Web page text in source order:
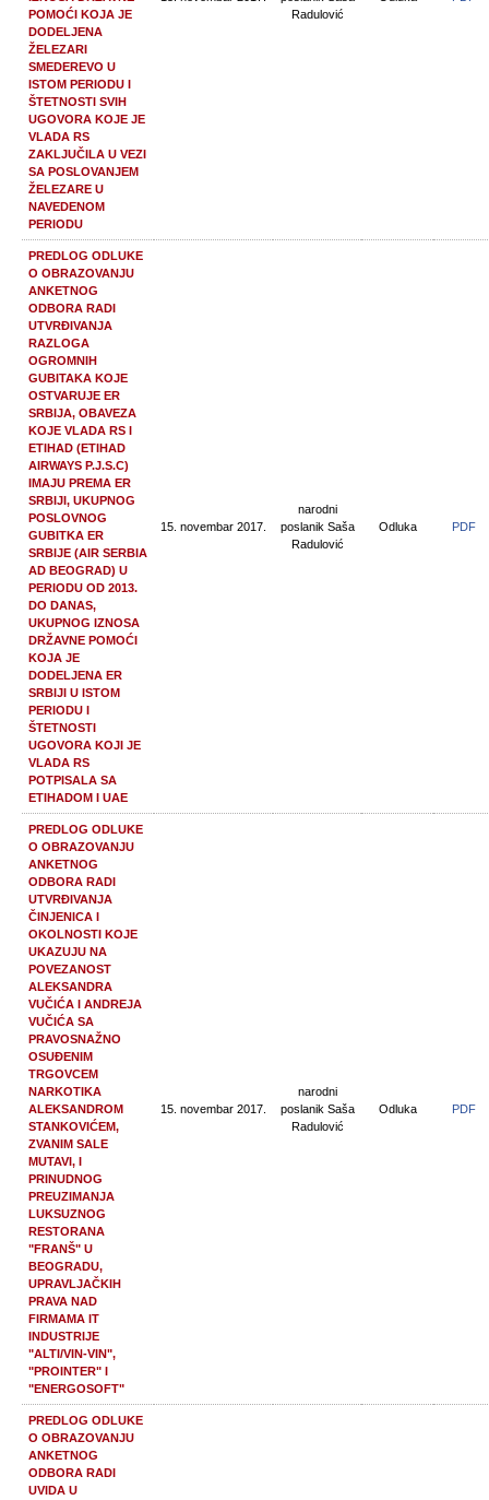
POMOĆI KOJA JE
DODELJENA
ŽELEZARI
SMEDEREVO U
ISTOM PERIODU I
ŠTETNOSTI SVIH
UGOVORA KOJE JE
VLADA RS
ZAKLJUČILA U VEZI
SA POSLOVANJEM
ŽELEZARE U
NAVEDENOM
PERIODU
Radulović
PREDLOG ODLUKE
O OBRAZOVANJU
ANKETNOG
ODBORA RADI
UTVRĐIVANJA
RAZLOGA
OGROMNIH
GUBITAKA KOJE
OSTVARUJE ER
SRBIJA, OBAVEZA
KOJE VLADA RS I
ETIHAD (ETIHAD
AIRWAYS P.J.S.C)
IMAJU PREMA ER
SRBIJI, UKUPNOG
POSLOVNOG
GUBITKA ER
SRBIJE (AIR SERBIA
AD BEOGRAD) U
PERIODU OD 2013.
DO DANAS,
UKUPNOG IZNOSA
DRŽAVNE POMOĆI
KOJA JE
DODELJENA ER
SRBIJI U ISTOM
PERIODU I
ŠTETNOSTI
UGOVORA KOJI JE
VLADA RS
POTPISALA SA
ETIHADOM I UAE
15. novembar 2017.
narodni
poslanik Saša
Radulović
Odluka PDF
PREDLOG ODLUKE
O OBRAZOVANJU
ANKETNOG
ODBORA RADI
UTVRĐIVANJA
ČINJENICA I
OKOLNOSTI KOJE
UKAZUJU NA
POVEZANOST
ALEKSANDRA
VUČIĆA I ANDREJA
VUČIĆA SA
PRAVOSNAŽNO
OSUĐENIM
TRGOVCEM
NARKOTIKA
ALEKSANDROM
STANKOVIĆEM,
ZVANIM SALE
MUTAVI, I
PRINUDNOG
PREUZIMANJA
LUKSUZNOG
RESTORANA
"FRANŠ" U
BEOGRADU,
UPRAVLJAČKIH
PRAVA NAD
FIRMAMA IT
INDUSTRIJE
"ALTI/VIN-VIN",
"PROINTER" I
"ENERGOSOFT"
15. novembar 2017.
narodni
poslanik Saša
Radulović
Odluka PDF
PREDLOG ODLUKE
O OBRAZOVANJU
ANKETNOG
ODBORA RADI
UVIDA U